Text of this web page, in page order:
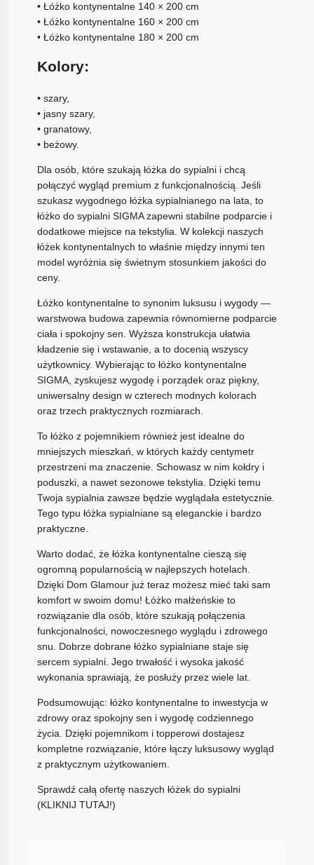
• Łóżko kontynentalne 140 × 200 cm
• Łóżko kontynentalne 160 × 200 cm
• Łóżko kontynentalne 180 × 200 cm
Kolory:
• szary,
• jasny szary,
• granatowy,
• beżowy.
Dla osób, które szukają łóżka do sypialni i chcą
połączyć wygląd premium z funkcjonalnością. Jeśli
szukasz wygodnego łóżka sypialnianego na lata, to
łóżko do sypialni SIGMA zapewni stabilne podparcie i
dodatkowe miejsce na tekstylia. W kolekcji naszych
łóżek kontynentalnych to właśnie między innymi ten
model wyróżnia się świetnym stosunkiem jakości do
ceny.
Łóżko kontynentalne to synonim luksusu i wygody —
warstwowa budowa zapewnia równomierne podparcie
ciała i spokojny sen. Wyższa konstrukcja ułatwia
kładzenie się i wstawanie, a to docenią wszyscy
użytkownicy. Wybierając to łóżko kontynentalne
SIGMA, zyskujesz wygodę i porządek oraz piękny,
uniwersalny design w czterech modnych kolorach
oraz trzech praktycznych rozmiarach.
To łóżko z pojemnikiem również jest idealne do
mniejszych mieszkań, w których każdy centymetr
przestrzeni ma znaczenie. Schowasz w nim kołdry i
poduszki, a nawet sezonowe tekstylia. Dzięki temu
Twoja sypialnia zawsze będzie wyglądała estetycznie.
Tego typu łóżka sypialniane są eleganckie i bardzo
praktyczne.
Warto dodać, że łóżka kontynentalne cieszą się
ogromną popularnością w najlepszych hotelach.
Dzięki Dom Glamour już teraz możesz mieć taki sam
komfort w swoim domu! Łóżko małżeńskie to
rozwiązanie dla osób, które szukają połączenia
funkcjonalności, nowoczesnego wyglądu i zdrowego
snu. Dobrze dobrane łóżko sypialniane staje się
sercem sypialni. Jego trwałość i wysoka jakość
wykonania sprawiają, że posłuży przez wiele lat.
Podsumowując: łóżko kontynentalne to inwestycja w
zdrowy oraz spokojny sen i wygodę codziennego
życia. Dzięki pojemnikom i topperowi dostajesz
kompletne rozwiązanie, które łączy luksusowy wygląd
z praktycznym użytkowaniem.
Sprawdź całą ofertę naszych łóżek do sypialni
(KLIKNIJ TUTAJ!)